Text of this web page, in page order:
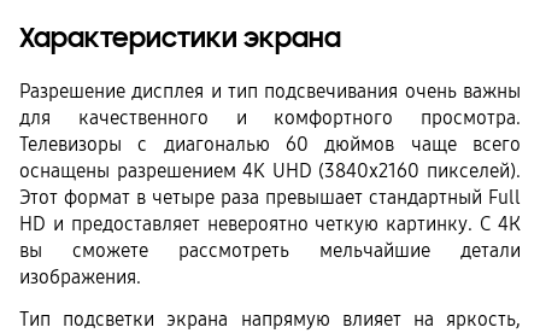
Характеристики экрана
Разрешение дисплея и тип подсвечивания очень важны
для качественного и комфортного просмотра.
Телевизоры с диагональю 60 дюймов чаще всего
оснащены разрешением 4K UHD (3840х2160 пикселей).
Этот формат в четыре раза превышает стандартный Full
HD и предоставляет невероятно четкую картинку. С 4К
вы сможете рассмотреть мельчайшие детали
изображения.
Тип подсветки экрана напрямую влияет на яркость,